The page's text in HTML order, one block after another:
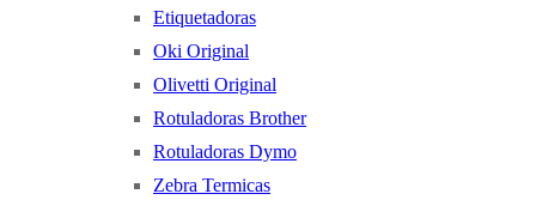
Etiquetadoras
Oki Original
Olivetti Original
Rotuladoras Brother
Rotuladoras Dymo
Zebra Termicas